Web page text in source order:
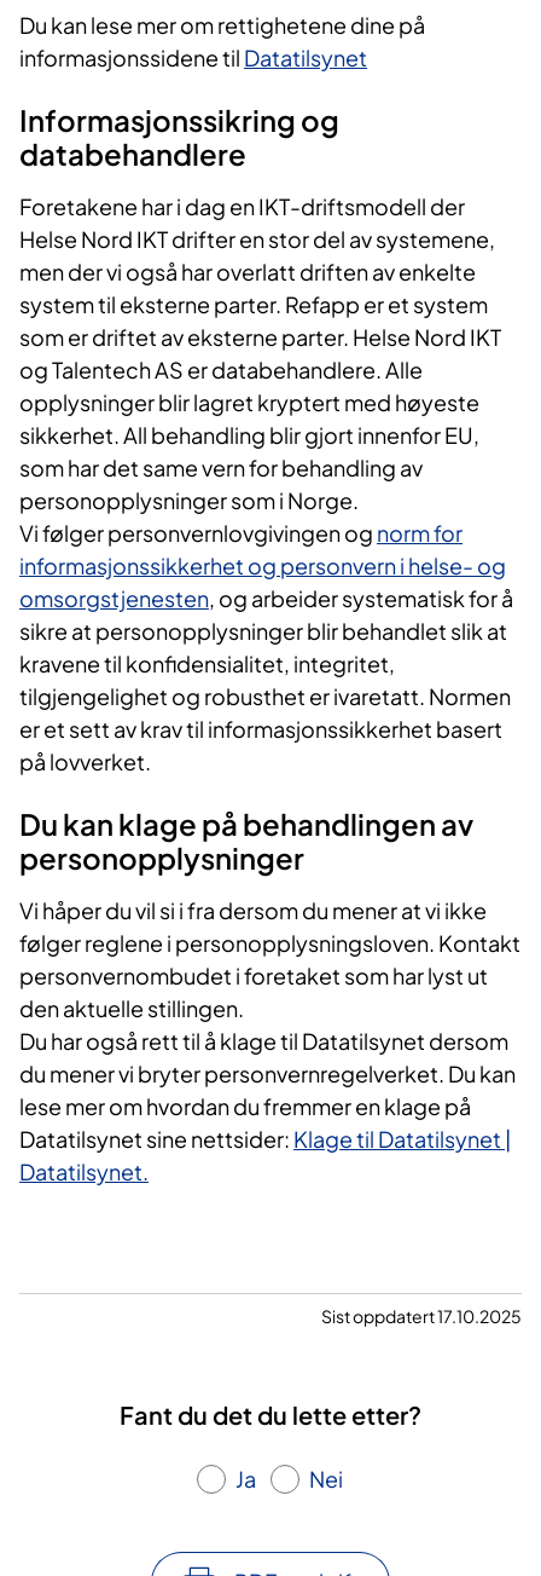
Du kan lese mer om rettighetene dine på
informasjonssidene til Datatilsynet
Informasjonssikring og
databehandlere
Foretakene har i dag en IKT-driftsmodell der
Helse Nord IKT drifter en stor del av systemene,
men der vi også har overlatt driften av enkelte
system til eksterne parter. Refapp er et system
som er driftet av eksterne parter. Helse Nord IKT
og Talentech AS er databehandlere. Alle
opplysninger blir lagret kryptert med høyeste
sikkerhet. All behandling blir gjort innenfor EU,
som har det same vern for behandling av
personopplysninger som i Norge.
Vi følger personvernlovgivingen og norm for
informasjonssikkerhet og personvern i helse- og
omsorgstjenesten, og arbeider systematisk for å
sikre at personopplysninger blir behandlet slik at
kravene til konfidensialitet, integritet,
tilgjengelighet og robusthet er ivaretatt. Normen
er et sett av krav til informasjonssikkerhet basert
på lovverket.
Du kan klage på behandlingen av
personopplysninger
Vi håper du vil si i fra dersom du mener at vi ikke
følger reglene i personopplysningsloven. Kontakt
personvernombudet i foretaket som har lyst ut
den aktuelle stillingen.
Du har også rett til å klage til Datatilsynet dersom
du mener vi bryter personvernregelverket. Du kan
lese mer om hvordan du fremmer en klage på
Datatilsynet sine nettsider: Klage til Datatilsynet |
Datatilsynet.
Sist oppdatert 17.10.2025
Fant du det du lette etter?
Ja Nei